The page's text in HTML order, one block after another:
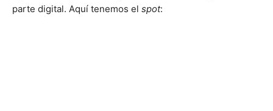
parte digital. Aquí tenemos el spot: